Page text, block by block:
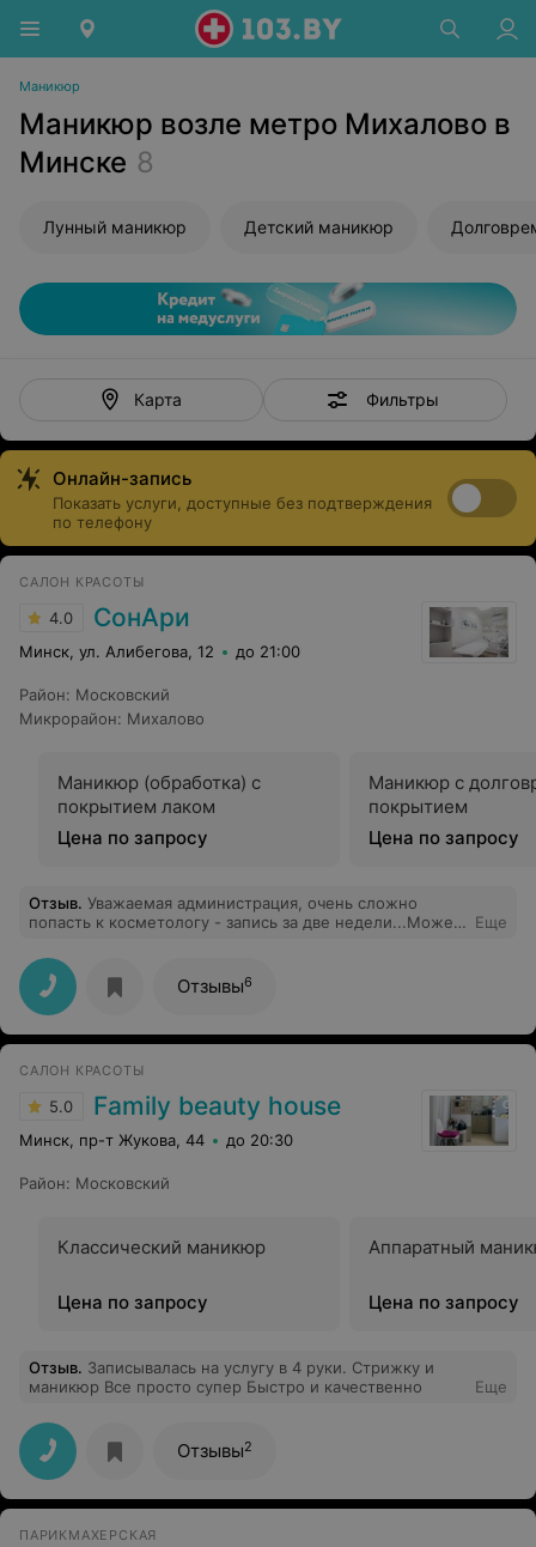
Маникюр
Маникюр возле метро Михалово в
Минске 8
Лунный маникюр Детский маникюр
Карта Фильтры
Онлайн-запись
Показать услуги, доступные без подтверждения
по телефону
САЛОН КРАСОТЫ
4.0 СонАри
Минск, ул. Алибегова, 12 до 21:00
Район: Московский
Микрорайон: Михалово
Маникюр (обработка) с
покрытием лаком
Цена по запросу
Маникюр с
покрытием
Цена по запросу
Отзыв. Уважаемая администрация, очень сложно
попасть к косметологу - запись за две недели...Может,
Спасибо за понимание.
Еще
Отзывы6
САЛОН КРАСОТЫ
5.0 Family beauty house
Минск, пр-т Жукова, 44 до 20:30
Район: Московский
Классический маникюр
Цена по запросу
Аппаратный
Цена по запросу
Отзыв. Записывалась на услугу в 4 руки. Стрижку и
маникюр Все просто супер Быстро и качественно
Еще
Отзывы2
ПАРИКМАХЕРСКАЯ